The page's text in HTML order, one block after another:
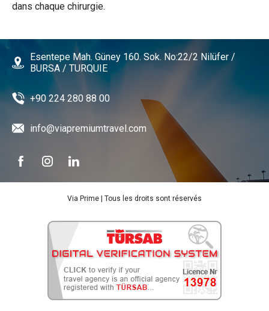
dans chaque chirurgie.
Esentepe Mah. Güney 160. Sok. No:22/2 Nilüfer /
BURSA / TURQUIE
+90 224 280 88 00
info@viapremiumtravel.com
Via Prime | Tous les droits sont réservés